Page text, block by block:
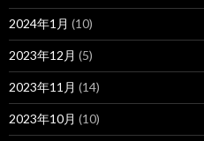
2024年1月 (10)
2023年12月 (5)
2023年11月 (14)
2023年10月 (10)